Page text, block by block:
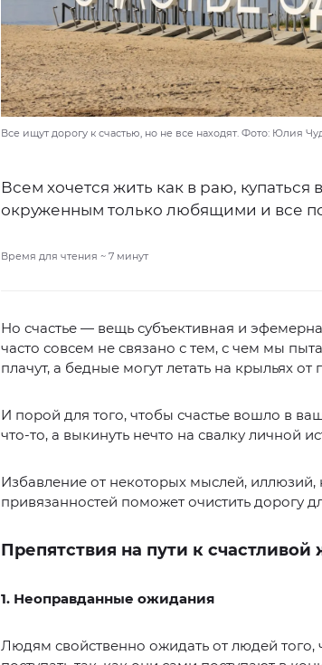
Все ищут дорогу к счастью, но не все находят. Фото: Юлия
Всем хочется жить как в раю, купаться
окруженным только любящими и все
Время для чтения ~ 7 минут
Но счастье — вещь субъективная и
часто совсем не связано с тем, с чем мы
плачут, а бедные могут летать на крыльях от
И порой для того, чтобы счастье вошло в
что-то, а выкинуть нечто на свалку личной
Избавление от некоторых мыслей, иллюзий,
привязанностей поможет очистить дорогу
Препятствия на пути к счастливой
1. Неоправданные ожидания
Людям свойственно ожидать от людей того,